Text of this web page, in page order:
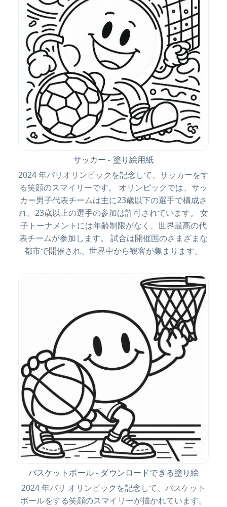
サッカー - 塗り絵用紙
2024 年パリオリンピックを記念して、サッカーをす
る笑顔のスマイリーです。 オリンピックでは、サッ
カー男子代表チームは主に23歳以下の選手で構成さ
れ、23歳以上の選手の参加は許可されています。 女
子トーナメントには年齢制限がなく、世界最高の代
表チームが参加します。 試合は開催国のさまざまな
都市で開催され、世界中から観客が集まります。
バスケットボール - ダウンロードできる塗り絵
2024 年パリ オリンピックを記念して、バスケット
ボールをする笑顔のスマイリーが描かれています。